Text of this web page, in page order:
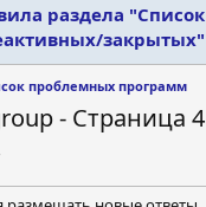
раздела "Список
закрытых"
проблемных программ
- Страница 4